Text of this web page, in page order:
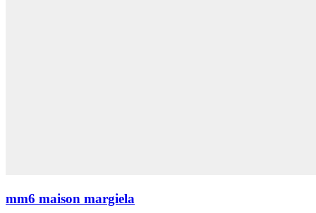
mm6 maison margiela